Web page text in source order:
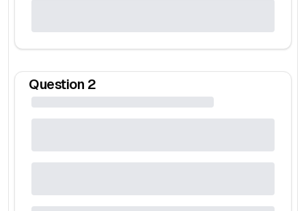
Question 2